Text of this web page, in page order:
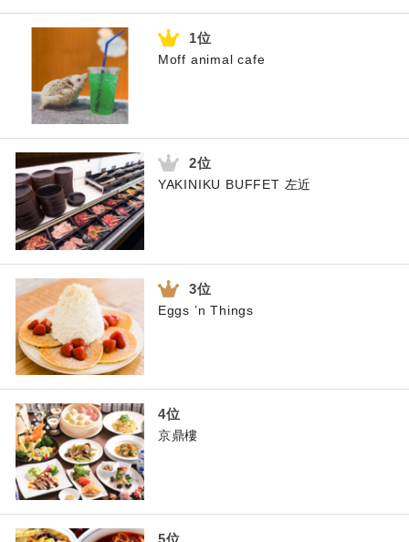
Moff animal cafe
YAKINIKU BUFFET 左近
Eggs ’n Things
京鼎樓